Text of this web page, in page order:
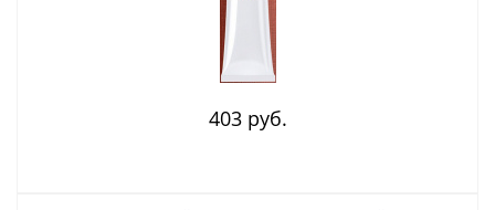
403 руб.